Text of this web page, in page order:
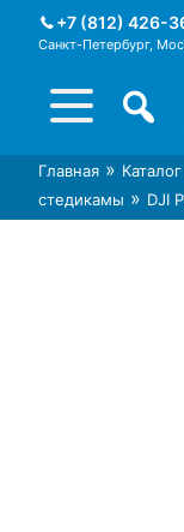
+7 (812) 426-
Санкт-Петербург,
Главная » Каталог
стедикамы » DJI